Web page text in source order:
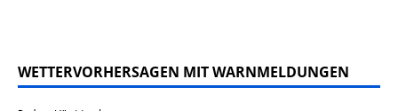
WETTERVORHERSAGEN MIT WARNMELDUNGEN